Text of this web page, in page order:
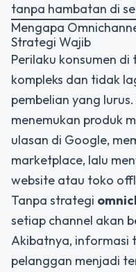
tanpa hambatan di
Mengapa
Strategi Wajib
Perilaku konsumen
kompleks dan tidak
pembelian yang
menemukan produk
ulasan di Google,
marketplace, lalu
website atau toko
Tanpa strategi
setiap channel akan
Akibatnya, informasi
pelanggan menjadi